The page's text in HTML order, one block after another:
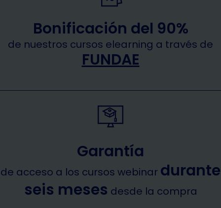
Bonificación del 90%
de nuestros cursos elearning a través de
FUNDAE
Garantía
de acceso a los cursos webinar durante
seis meses desde la compra